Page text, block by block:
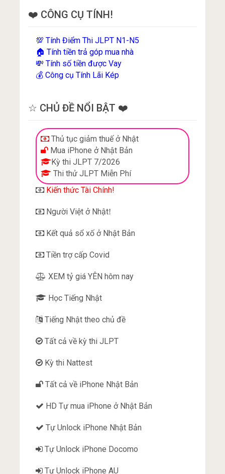
❤️ CÔNG CỤ TÍNH!
💯Tính Điểm Thi JLPT N1-N5
🏠Tính tiền trả góp mua nhà
💸Tính số tiền được Vay
💰Công cụ Tính Lãi Kép
☆ CHỦ ĐỀ NỔI BẬT ❤️
Thủ tục giảm thuế ở Nhật
Mua iPhone ở Nhật Bản
Kỳ thi JLPT 7/2026
Thi thử JLPT Miễn Phí
Kiến thức Tài Chính!
Người Việt ở Nhật!
Kết quả sổ xố ở Nhật Bản
Tiền trợ cấp Covid
XEM tỷ giá YÊN hôm nay
Học Tiếng Nhật
Tiếng Nhật theo chủ đề
Tất cả về kỳ thi JLPT
Kỳ thi Nattest
Tất cả về iPhone Nhật Bản
HD Tự mua iPhone ở Nhật Bản
Tự Unlock iPhone Nhật Bản
Tự Unlock iPhone Docomo
Tự Unlock iPhone AU